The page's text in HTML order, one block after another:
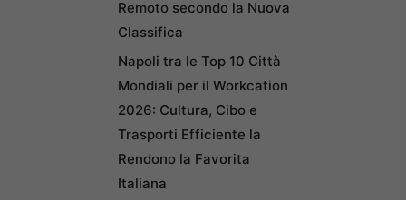
Remoto secondo la Nuova
Classifica
Napoli tra le Top 10 Città
Mondiali per il Workcation
2026: Cultura, Cibo e
Trasporti Efficiente la
Rendono la Favorita
Italiana